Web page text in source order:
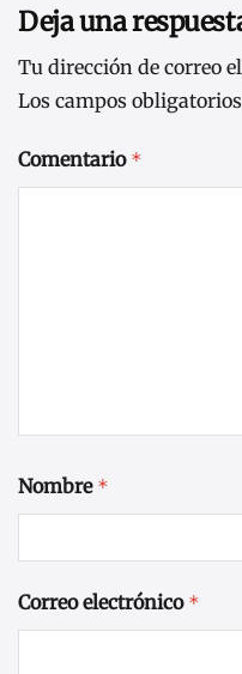
Deja una
Tu dirección de correo
Los campos
Comentario *
Nombre *
Correo electrónico *